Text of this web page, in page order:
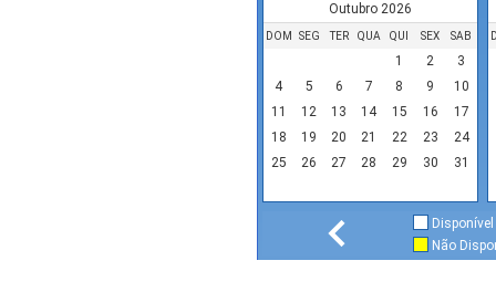
Outubro 2026
DOM SEG TER QUA QUI SEX SAB
1 2
3
4
5 6 7 8 9
10
11
12 13 14 15 16
17
18
19 20 21 22 23
24
25
26 27 28 29 30 31
Disponível
Não